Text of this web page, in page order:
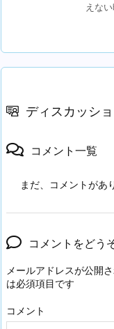
えな
ディスカッシ
コメント一覧
まだ、コメントがあ
コメントをどう
メールアドレスが公開
は必須項目です
コメント